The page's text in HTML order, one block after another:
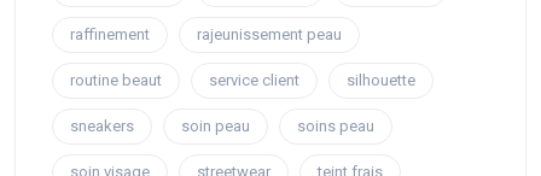
raffinement rajeunissement peau
routine beaut service client silhouette
sneakers soin peau soins peau
soin visage streetwear teint frais